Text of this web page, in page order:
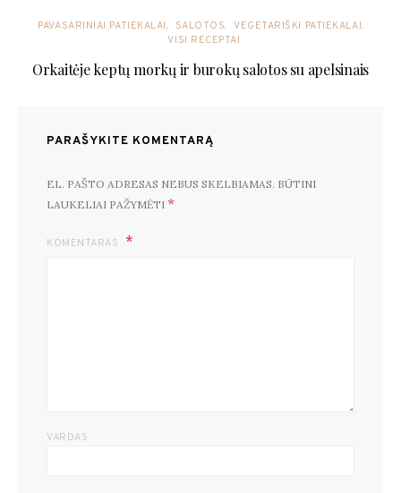
PAVASARINIAI PATIEKALAI SALOTOS
VEGETARIŠKI PATIEKALAI
VISI RECEPTAI
Orkaitėje keptų morkų ir burokų salotos su apelsinais
PARAŠYKITE KOMENTARĄ
EL. PAŠTO ADRESAS NEBUS SKELBIAMAS. BŪTINI
LAUKELIAI PAŽYMĖTI *
KOMENTARAS
VARDAS